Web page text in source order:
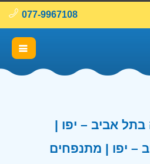
077-9967108
אביב – יפו |
– יפו | מתנפחים